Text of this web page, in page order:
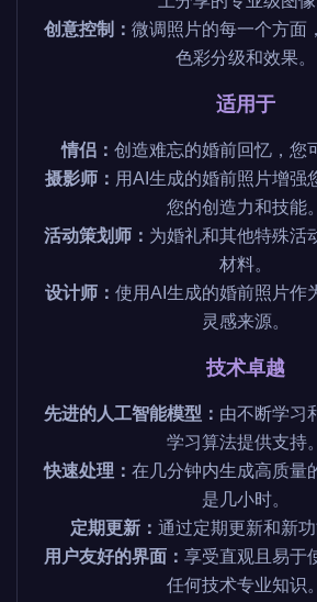
创意控制： 微调照片的每一个方面
色彩分级和效果。
适用于
情侣： 创造难忘的婚前回忆，您
摄影师： 用AI生成的婚前照片增强
您的创造力和技能。
活动策划师： 为婚礼和其他特殊活
材料。
设计师： 使用AI生成的婚前照片作
灵感来源。
技术卓越
先进的人工智能模型： 由不断学习
学习算法提供支持。
快速处理： 在几分钟内生成高质量
是几小时。
定期更新： 通过定期更新和新功
用户友好的界面： 享受直观且易于
任何技术专业知识。